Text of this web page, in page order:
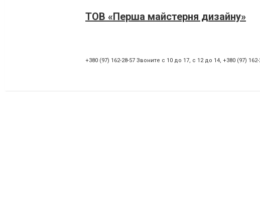
ТОВ «Перша майстерня дизайну»
+380 (97) 162-28-57 Звоните с 10 до 17, с 12 до 14, +380 (97) 162-